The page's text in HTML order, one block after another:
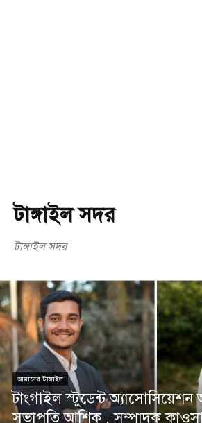
টাঙ্গাইল সদর
টাঙ্গাইল সদর
আমাদের টাঙ্গাইল
টাংগাইল স্টুডেন্ট
সভাপতি আশিক , সম্পাদক